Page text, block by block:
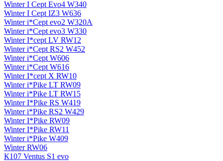
Winter I Cept Evo4 W340
Winter I Cept IZ3 W636
Winter i*Cept evo2 W320A
Winter i*Cept evo3 W330
Winter I*cept LV RW12
Winter i*Cept RS2 W452
Winter i*Cept W606
Winter i*Cept W616
Winter I*cept X RW10
Winter i*Pike LT RW09
Winter i*Pike LT RW15
Winter I*Pike RS W419
Winter i*Pike RS2 W429
Winter I*Pike RW09
Winter I*Pike RW11
Winter i*Pike W409
Winter RW06
К107 Ventus S1 evo